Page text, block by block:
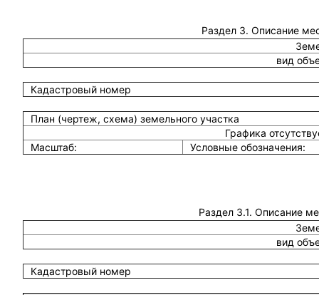
Раздел 3. Описание
вид
Кадастровый номер
План (чертеж, схема) земельного участка
Графика
Масштаб:
Условные обозначения:
Раздел 3.1. Описание
вид
Кадастровый номер